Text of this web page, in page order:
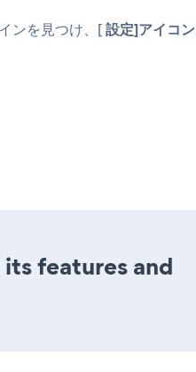
ンを見つけ、[設定]アイコン
features and